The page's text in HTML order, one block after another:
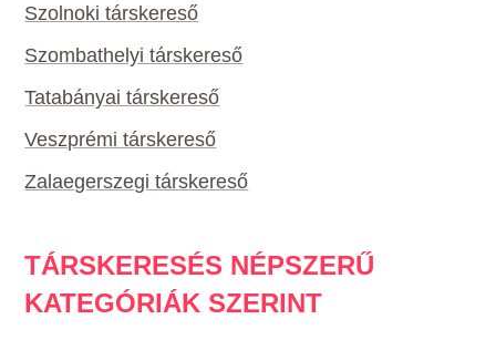
Szolnoki társkereső
Szombathelyi társkereső
Tatabányai társkereső
Veszprémi társkereső
Zalaegerszegi társkereső
TÁRSKERESÉS NÉPSZERŰ
KATEGÓRIÁK SZERINT